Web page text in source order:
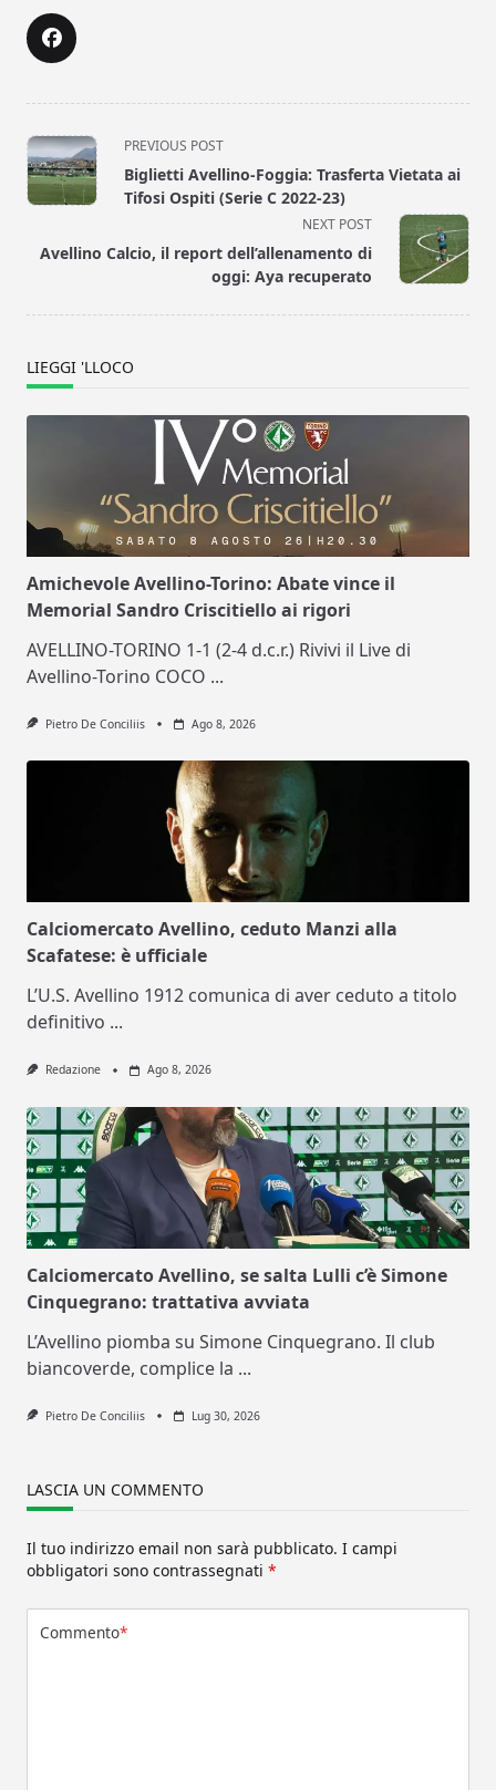
<span
class="nav-
subtitle
reader-
PREVIOUS POST
Biglietti Avellino-Foggia: Trasferta Vietata ai
Tifosi Ospiti (Serie C 2022-23)
NEXT POST
Avellino Calcio, il report dell’allenamento di
oggi: Aya recuperato
LIEGGI 'LLOCO
Amichevole Avellino-Torino: Abate vince il
Memorial Sandro Criscitiello ai rigori
AVELLINO-TORINO 1-1 (2-4 d.c.r.) Rivivi il Live di
Avellino-Torino COCO ...
Pietro De Conciliis Ago 8, 2026
Calciomercato Avellino, ceduto Manzi alla
Scafatese: è ufficiale
L’U.S. Avellino 1912 comunica di aver ceduto a titolo
definitivo ...
Redazione Ago 8, 2026
Calciomercato Avellino, se salta Lulli c’è Simone
Cinquegrano: trattativa avviata
L’Avellino piomba su Simone Cinquegrano. Il club
biancoverde, complice la ...
Pietro De Conciliis Lug 30, 2026
LASCIA UN COMMENTO
Il tuo indirizzo email non sarà pubblicato. I campi
obbligatori sono contrassegnati *
Commento*